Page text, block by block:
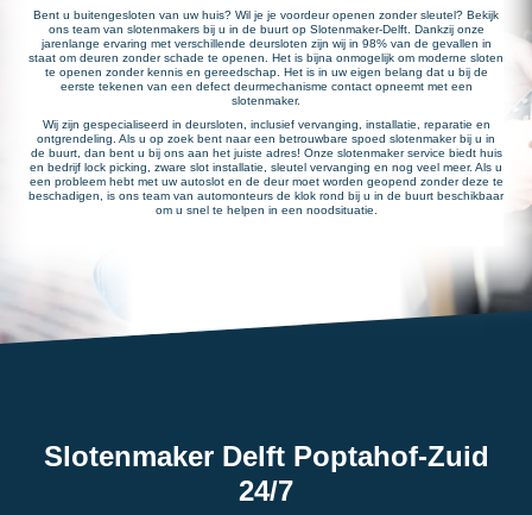
Bent u buitengesloten van uw huis? Wil je je voordeur openen zonder sleutel? Bekijk
ons team van slotenmakers bij u in de buurt op Slotenmaker-Delft. Dankzij onze
jarenlange ervaring met verschillende deursloten zijn wij in 98% van de gevallen in
staat om deuren zonder schade te openen. Het is bijna onmogelijk om moderne sloten
te openen zonder kennis en gereedschap. Het is in uw eigen belang dat u bij de
eerste tekenen van een defect deurmechanisme contact opneemt met een
slotenmaker.
Wij zijn gespecialiseerd in deursloten, inclusief vervanging, installatie, reparatie en
ontgrendeling. Als u op zoek bent naar een betrouwbare spoed slotenmaker bij u in
de buurt, dan bent u bij ons aan het juiste adres! Onze slotenmaker service biedt huis
en bedrijf lock picking, zware slot installatie, sleutel vervanging en nog veel meer. Als u
een probleem hebt met uw autoslot en de deur moet worden geopend zonder deze te
beschadigen, is ons team van automonteurs de klok rond bij u in de buurt beschikbaar
om u snel te helpen in een noodsituatie.
Slotenmaker Delft Poptahof-Zuid
24/7